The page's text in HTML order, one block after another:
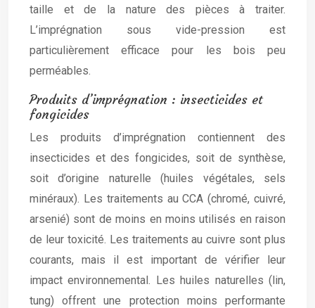
taille et de la nature des pièces à traiter.
L’imprégnation sous vide-pression est
particulièrement efficace pour les bois peu
perméables.
Produits d’imprégnation : insecticides et
fongicides
Les produits d’imprégnation contiennent des
insecticides et des fongicides, soit de synthèse,
soit d’origine naturelle (huiles végétales, sels
minéraux). Les traitements au CCA (chromé, cuivré,
arsenié) sont de moins en moins utilisés en raison
de leur toxicité. Les traitements au cuivre sont plus
courants, mais il est important de vérifier leur
impact environnemental. Les huiles naturelles (lin,
tung) offrent une protection moins performante